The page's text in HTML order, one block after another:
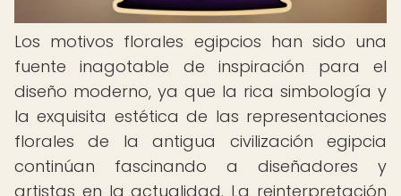
Los motivos florales egipcios han sido una
fuente inagotable de inspiración para el
diseño moderno, ya que la rica simbología y
la exquisita estética de las representaciones
florales de la antigua civilización egipcia
continúan fascinando a diseñadores y
artistas en la actualidad. La reinterpretación